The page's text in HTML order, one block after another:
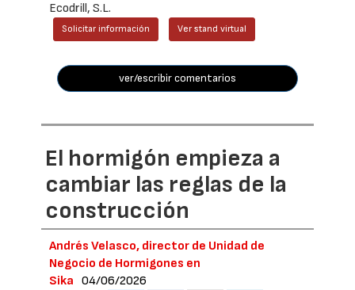
Ecodrill, S.L.
Solicitar información Ver stand virtual
ver/escribir comentarios
El hormigón empieza a
cambiar las reglas de la
construcción
Andrés Velasco, director de Unidad de
Negocio de Hormigones en
Sika
04/06/2026